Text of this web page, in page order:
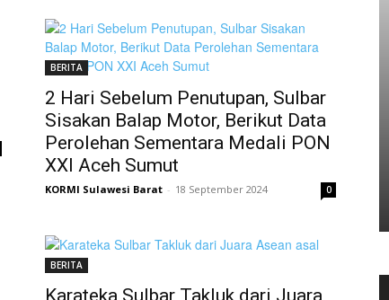
BERITA
2 Hari Sebelum Penutupan, Sulbar
Sisakan Balap Motor, Berikut Data
Perolehan Sementara Medali PON
XXI Aceh Sumut
KORMI Sulawesi Barat - 18 September 2024 0
BERITA
Karateka Sulbar Takluk dari Juara